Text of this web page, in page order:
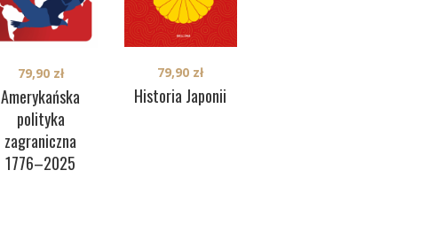
Amerykańska
polityka
zagraniczna
1776–2025
79,90 zł
Historia Japonii
79,90 zł